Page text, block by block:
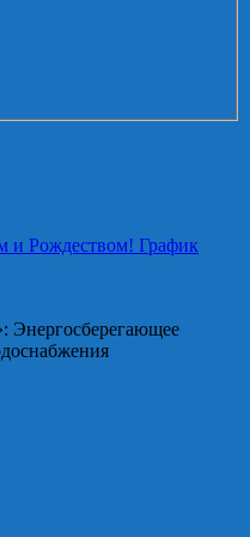
и Рождеством! График